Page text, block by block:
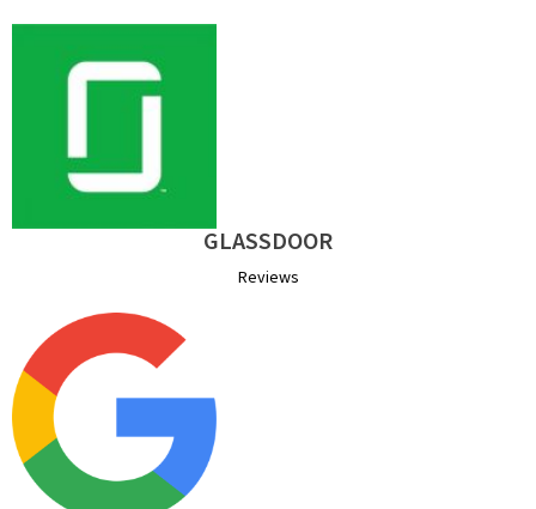
GLASSDOOR
Reviews